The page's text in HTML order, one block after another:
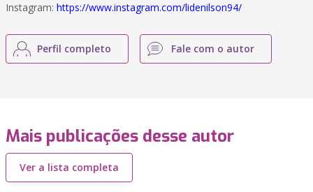
Instagram: https://www.instagram.com/lidenilson94/
Perfil completo Fale com o autor
Mais publicações desse autor
Ver a lista completa